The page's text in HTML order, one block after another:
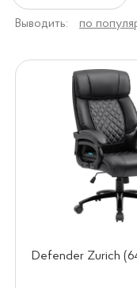
Выводить: по
Defender Zurich